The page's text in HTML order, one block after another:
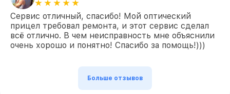
Сервис отличный, спасибо! Мой оптический
прицел требовал ремонта, и этот сервис сделал
всё отлично. В чем неисправность мне объяснили
очень хорошо и понятно! Спасибо за помощь!)))
Больше отзывов